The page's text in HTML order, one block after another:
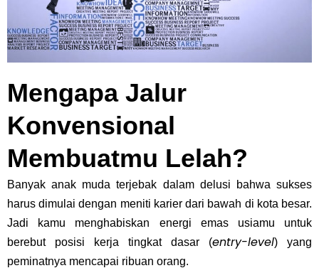
Mengapa Jalur
Konvensional
Membuatmu Lelah?
Banyak anak muda terjebak dalam delusi bahwa sukses
harus dimulai dengan meniti karier dari bawah di kota besar.
Jadi kamu menghabiskan energi emas usiamu untuk
berebut posisi kerja tingkat dasar (entry-level) yang
peminatnya mencapai ribuan orang.